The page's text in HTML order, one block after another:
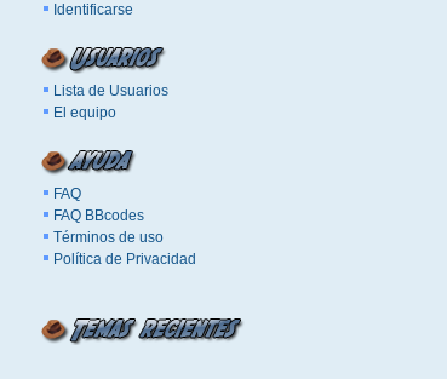
Identificarse
Lista de Usuarios
El equipo
FAQ
FAQ BBcodes
Términos de uso
Política de Privacidad